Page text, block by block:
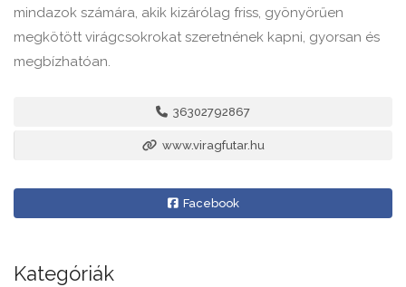
mindazok számára, akik kizárólag friss, gyönyörűen
megkötött virágcsokrokat szeretnének kapni, gyorsan és
megbízhatóan.
36302792867
www.viragfutar.hu
Facebook
Kategóriák